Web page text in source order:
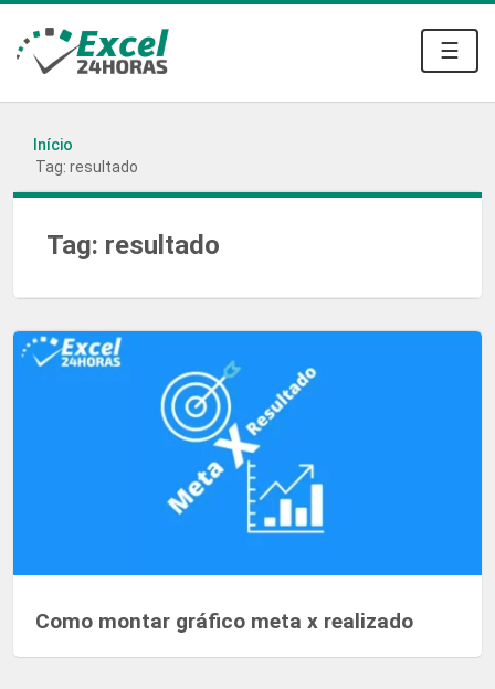
☰
Início
Tag: resultado
Tag: resultado
Como montar gráfico meta x realizado